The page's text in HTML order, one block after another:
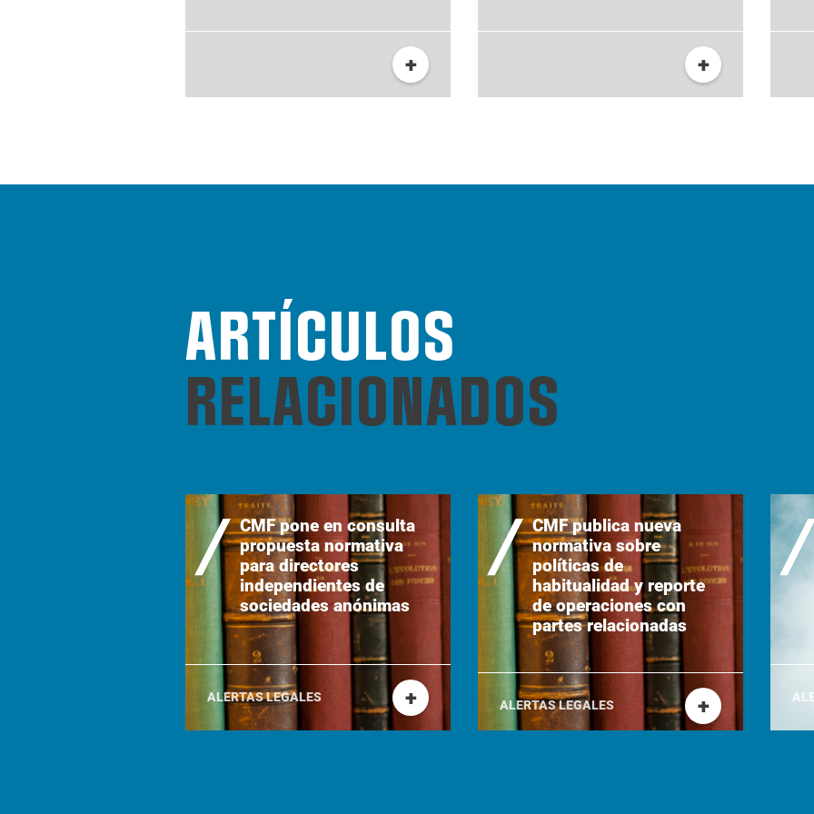
+ +
ARTÍCULOS
RELACIONADOS
CMF pone en consulta
propuesta normativa
para directores
independientes de
sociedades anónimas
ALERTAS LEGALES +
CMF publica nueva
normativa sobre
políticas de
habitualidad y reporte
de operaciones con
partes relacionadas
ALERTAS LEGALES +